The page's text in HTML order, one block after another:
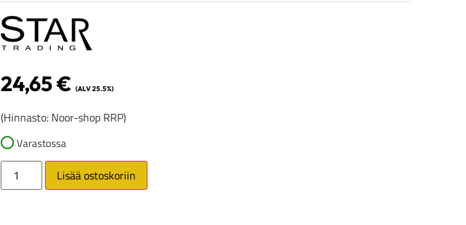
24,65€ (ALV 25.5%)
(Hinnasto: Noor-shop RRP)
Varastossa
Lisää ostoskoriin